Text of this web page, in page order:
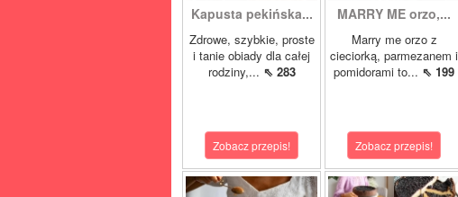
Kapusta pekińska...
Zdrowe, szybkie, proste
i tanie obiady dla całej
rodziny,... ⇖ 283
Zobacz przepis!
MARRY ME orzo,...
Marry me orzo z
cieciorką, parmezanem i
pomidorami to... ⇖ 199
Zobacz przepis!